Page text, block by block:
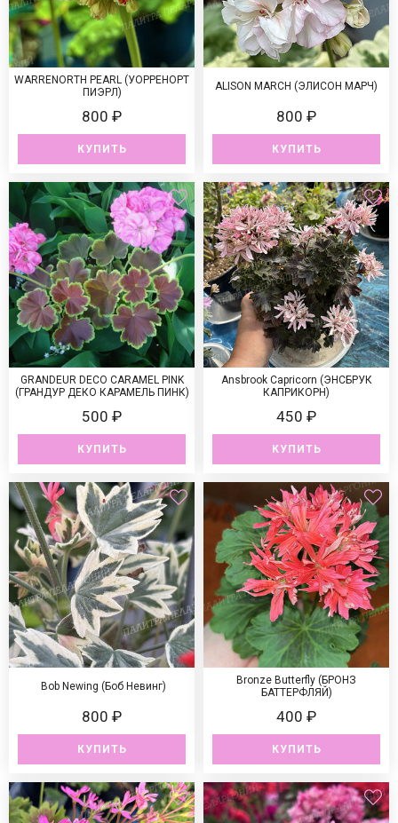
WARRENORTH PEARL (УОРРЕНОРТ
ПИЭРЛ)
800 ₽
КУПИТЬ
ALISON MARCH (ЭЛИСОН МАРЧ)
800 ₽
КУПИТЬ
GRANDEUR DECO CARAMEL PINK
(ГРАНДУР ДЕКО КАРАМЕЛЬ ПИНК)
500 ₽
КУПИТЬ
Ansbrook Capricorn (ЭНСБРУК
КАПРИКОРН)
450 ₽
КУПИТЬ
Bob Newing (Боб Невинг)
800 ₽
КУПИТЬ
Bronze Butterfly (БРОНЗ
БАТТЕРФЛЯЙ)
400 ₽
КУПИТЬ